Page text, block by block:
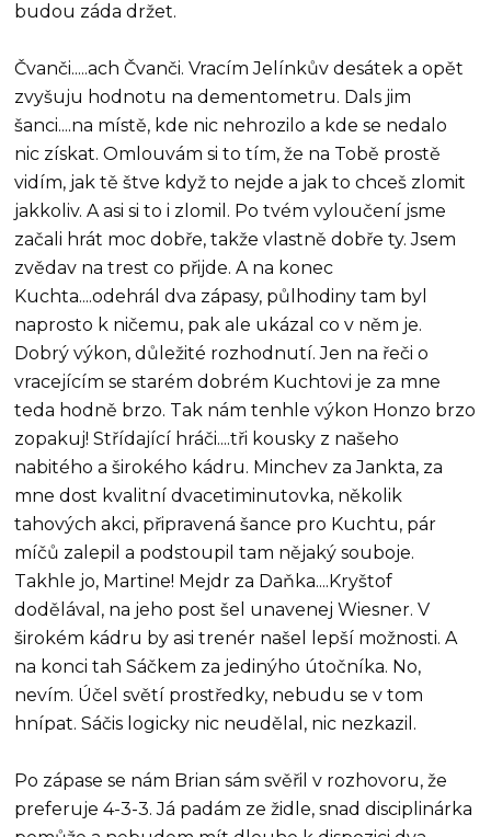
budou záda držet.
Čvanči.....ach Čvanči. Vracím Jelínkův desátek a opět
zvyšuju hodnotu na dementometru. Dals jim
šanci....na místě, kde nic nehrozilo a kde se nedalo
nic získat. Omlouvám si to tím, že na Tobě prostě
vidím, jak tě štve když to nejde a jak to chceš zlomit
jakkoliv. A asi si to i zlomil. Po tvém vyloučení jsme
začali hrát moc dobře, takže vlastně dobře ty. Jsem
zvědav na trest co přijde. A na konec
Kuchta....odehrál dva zápasy, půlhodiny tam byl
naprosto k ničemu, pak ale ukázal co v něm je.
Dobrý výkon, důležité rozhodnutí. Jen na řeči o
vracejícím se starém dobrém Kuchtovi je za mne
teda hodně brzo. Tak nám tenhle výkon Honzo brzo
zopakuj! Střídající hráči....tři kousky z našeho
nabitého a širokého kádru. Minchev za Jankta, za
mne dost kvalitní dvacetiminutovka, několik
tahových akci, připravená šance pro Kuchtu, pár
míčů zalepil a podstoupil tam nějaký souboje.
Takhle jo, Martine! Mejdr za Daňka....Kryštof
dodělával, na jeho post šel unavenej Wiesner. V
širokém kádru by asi trenér našel lepší možnosti. A
na konci tah Sáčkem za jedinýho útočníka. No,
nevím. Účel světí prostředky, nebudu se v tom
hnípat. Sáčis logicky nic neudělal, nic nezkazil.
Po zápase se nám Brian sám svěřil v rozhovoru, že
preferuje 4-3-3. Já padám ze židle, snad disciplinárka